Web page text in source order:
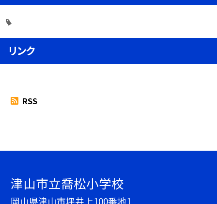
リンク
RSS
津山市立喬松小学校
岡山県津山市坪井上100番地1